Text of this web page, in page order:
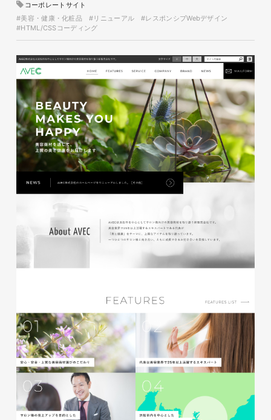
glitter8様 ECサイト制作
ECサイト
#アパレル・ファッション
#HTML/CSSコーディング
#レスポンシブWebデザイン
印刷物
#アパレル・ファッション
#A4スタンドバナー
glitter8様 吹き出しPOP
印刷物
#アパレル・ファッション
#吹き出しPOP
#アパレル・ファッション
glitter8様 カタログ
印刷物
#アパレル・ファッション
#カタログ
コーポレートサイト
#美容・健康・化粧品
#リニューアル
#レスポンシブWebデザイン
#HTML/CSSコーディング